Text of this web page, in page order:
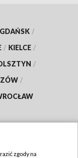
GDAŃSK /
/ KIELCE /
/
/
zgody na